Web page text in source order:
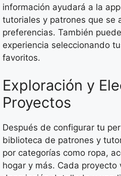
información ayudará a la
tutoriales y patrones que se
preferencias. También
experiencia seleccionando
favoritos.
Exploración y
Proyectos
Después de configurar tu
biblioteca de patrones y
por categorías como ropa,
hogar y más. Cada proyecto